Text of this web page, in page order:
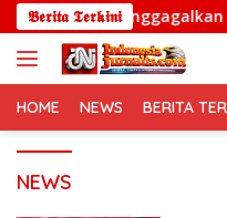
Langsung
ke
konten
𝕭𝖊𝖗𝖎𝖙𝖆 𝕿𝖊𝖗𝖐𝖎𝖓𝖎
Menggagalkan Sindikat
HOME NEWS BERITA
NEWS